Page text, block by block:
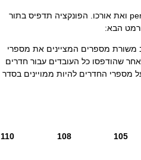
ואת אורכו. הפונקציה תדפיס בתור
הבא:
משורת מספרים המציינים את מספרי
שהודפסו כל העובדים עבור חדרים
מספרי החדרים להיות ממויינים בסדר
105
108
110